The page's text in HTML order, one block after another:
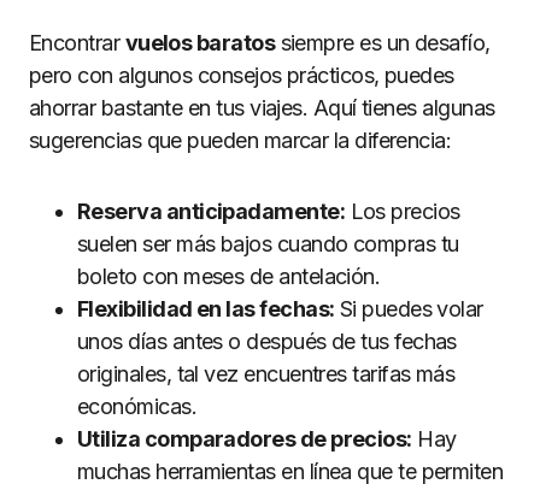
Encontrarvuelos baratossiempre es un desafío,
pero con algunos consejos prácticos, puedes
ahorrar bastante en tus viajes. Aquí tienes algunas
sugerencias que pueden marcar la diferencia:
Reserva anticipadamente: Los precios
suelen ser más bajos cuando compras tu
boleto con meses de antelación.
Flexibilidad en las fechas: Si puedes volar
unos días antes o después de tus fechas
originales, tal vez encuentres tarifas más
económicas.
Utiliza comparadores de precios: Hay
muchas herramientas en línea que te permiten